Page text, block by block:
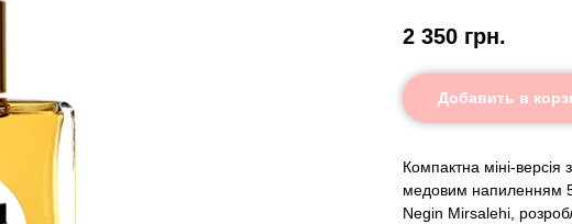
2 350 грн.
Добавить в
Компактна міні-версія
медовим напиленням
Negin Mirsalehi ,